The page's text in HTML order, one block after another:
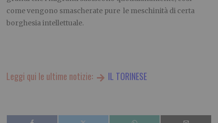
come vengono smascherate pure le meschinità di certa
borghesia intellettuale.
Leggi qui le ultime notizie: IL TORINESE